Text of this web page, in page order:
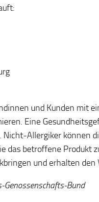
und Kunden mit
Eine
Nicht-Allergiker können
das betroffene Produkt
und erhalten
Bund